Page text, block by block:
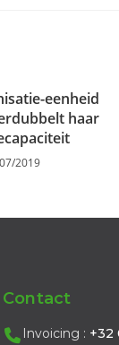
eenheid
haar
2019
Contact
Invoicing : +32